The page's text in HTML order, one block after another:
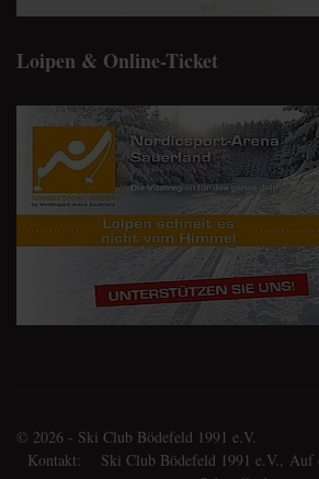
Loipen & Online-Ticket
© 2026 - Ski Club Bödefeld 1991 e.V.
Kontakt: Ski Club Bödefeld 1991 e.V., Auf